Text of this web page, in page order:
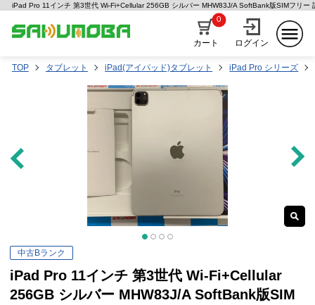
iPad Pro 11インチ 第3世代 Wi-Fi+Cellular 256GB シルバー MHW83J/A SoftBank版SIMフリー
カート
0
ログイン
TOP タブレット iPad(アイパッド)タブレット iPad Pro シリーズ
中古Bランク
iPad Pro 11インチ 第3世代 Wi-Fi+Cellular
256GB シルバー MHW83J/A SoftBank版SIM